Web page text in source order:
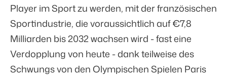
Player im Sport zu werden, mit der französischen
Sportindustrie, die voraussichtlich auf€7,8
Milliarden bis 2032wachsen wird - fast eine
Verdopplung von heute - dank teilweise des
Schwungs von den Olympischen Spielen Paris